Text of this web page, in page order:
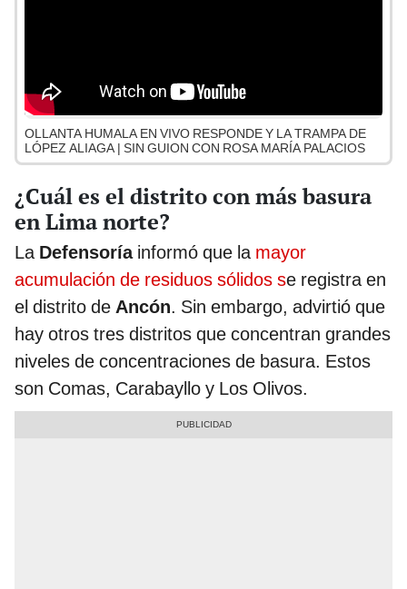
OLLANTA HUMALA EN VIVO RESPONDE Y LA TRAMPA DE
LÓPEZ ALIAGA | SIN GUION CON ROSA MARÍA PALACIOS
¿Cuál es el distrito con más basura
en Lima norte?
La Defensoría informó que la mayor
acumulación de residuos sólidos se registra en
el distrito de Ancón. Sin embargo, advirtió que
hay otros tres distritos que concentran grandes
niveles de concentraciones de basura. Estos
son Comas, Carabayllo y Los Olivos.